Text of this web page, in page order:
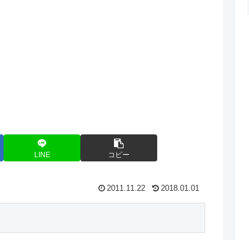
LINE コピー
2011.11.22 2018.01.01